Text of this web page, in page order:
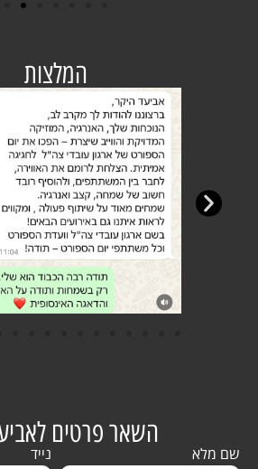
המלצות
השאר פרטים
שם מלא נייד